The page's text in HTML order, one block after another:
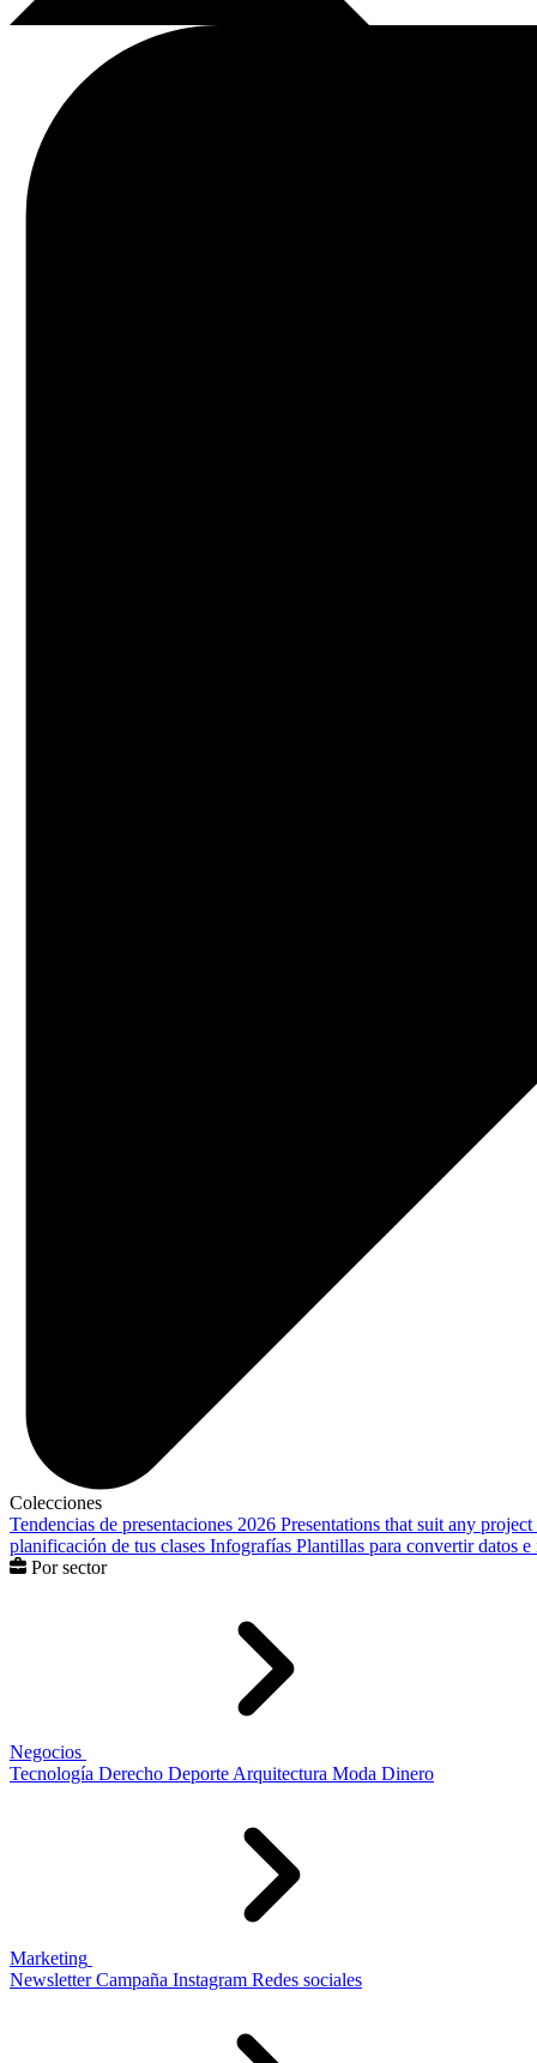
Colecciones
Tendencias de presentaciones 2026 Presentations that suit any project
planificación de tus clases Infografías Plantillas para convertir datos
Por sector
Negocios
Tecnología Derecho Deporte Arquitectura Moda Dinero
Marketing
Newsletter Campaña Instagram Redes sociales